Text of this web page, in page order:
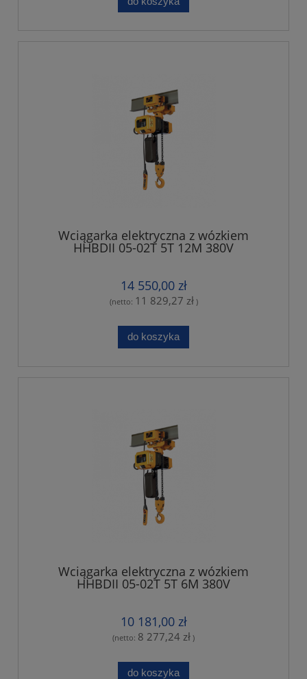
Wciągarka elektryczna z wózkiem
HHBDII 05-02T 5T 12M 380V
14 550,00 zł
(netto: 11 829,27 zł)
do koszyka
Wciągarka elektryczna z wózkiem
HHBDII 05-02T 5T 6M 380V
10 181,00 zł
(netto: 8 277,24 zł )
do koszyka